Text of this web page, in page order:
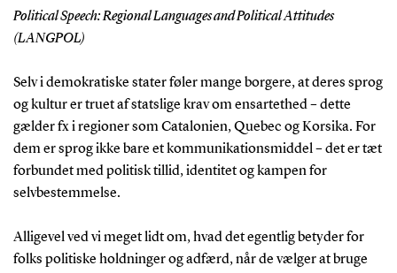
Political Speech: Regional Languages and Political Attitudes
(LANGPOL)
Selv i demokratiske stater føler mange borgere, at deres sprog
og kultur er truet af statslige krav om ensartethed – dette
gælder fx i regioner som Catalonien, Quebec og Korsika. For
dem er sprog ikke bare et kommunikationsmiddel – det er tæt
forbundet med politisk tillid, identitet og kampen for
selvbestemmelse.
Alligevel ved vi meget lidt om, hvad det egentlig betyder for
folks politiske holdninger og adfærd, når de vælger at bruge